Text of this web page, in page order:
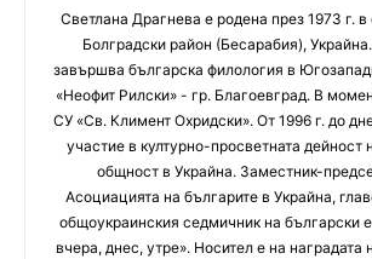
Светлана Драгнева е родена през 1973 г. в
Болградски район (Бесарабия),
завършва българска филология в
«Неофит Рилски» - гр. Благоевград. В
СУ «Св. Климент Охридски». От 1996 г. до
участие в културно-просветната дейност
общност в Украйна. Заместник-
Асоциацията на българите в Украйна,
общоукраинския седмичник на български
вчера, днес, утре». Носител е на